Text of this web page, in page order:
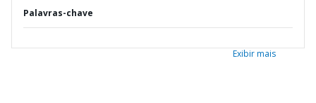
Palavras-chave
Exibir mais